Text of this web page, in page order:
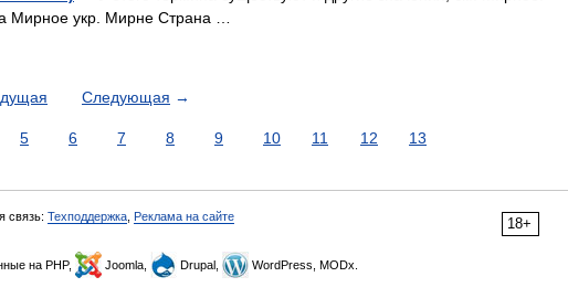
Мирное укр. Мирне Страна …
Следующая →
5 6 7 8 9 10 11 12 13
18+
связь: Техподдержка Реклама на сайте
на PHP, Joomla, Drupal, WordPress, MODx.